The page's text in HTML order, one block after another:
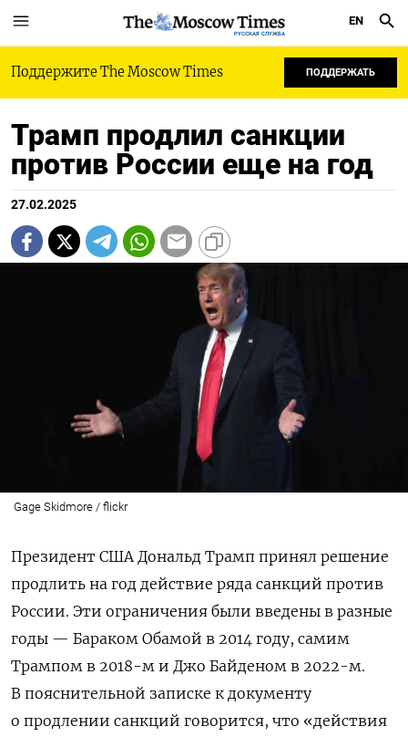
РУССКАЯ СЛУЖБА
EN
Поддержите The Moscow Times ПОДДЕРЖАТЬ
Трамп продлил санкции
против России еще на год
27.02.2025
Gage Skidmore / flickr
Президент США Дональд Трамп принял решение
продлить на год действие ряда санкций против
России. Эти ограничения были введены в разные
годы — Бараком Обамой в 2014 году, самим
Трампом в 2018-м и Джо Байденом в 2022-м.
В пояснительной записке к документу
о продлении санкций говорится, что «действия